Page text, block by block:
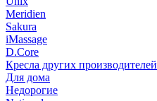
Meridien
Sakura
iMassage
D.Core
Кресла других производителей
Для дома
Недорогие